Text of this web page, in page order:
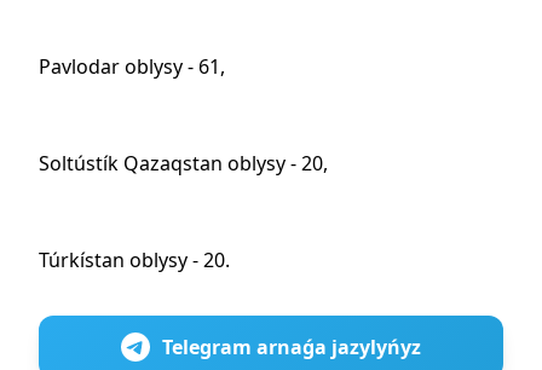
Pavlodar oblysy - 61,
Soltústík Qazaqstan oblysy - 20,
Túrkístan oblysy - 20.
Telegram arnaǵa jazylyńyz